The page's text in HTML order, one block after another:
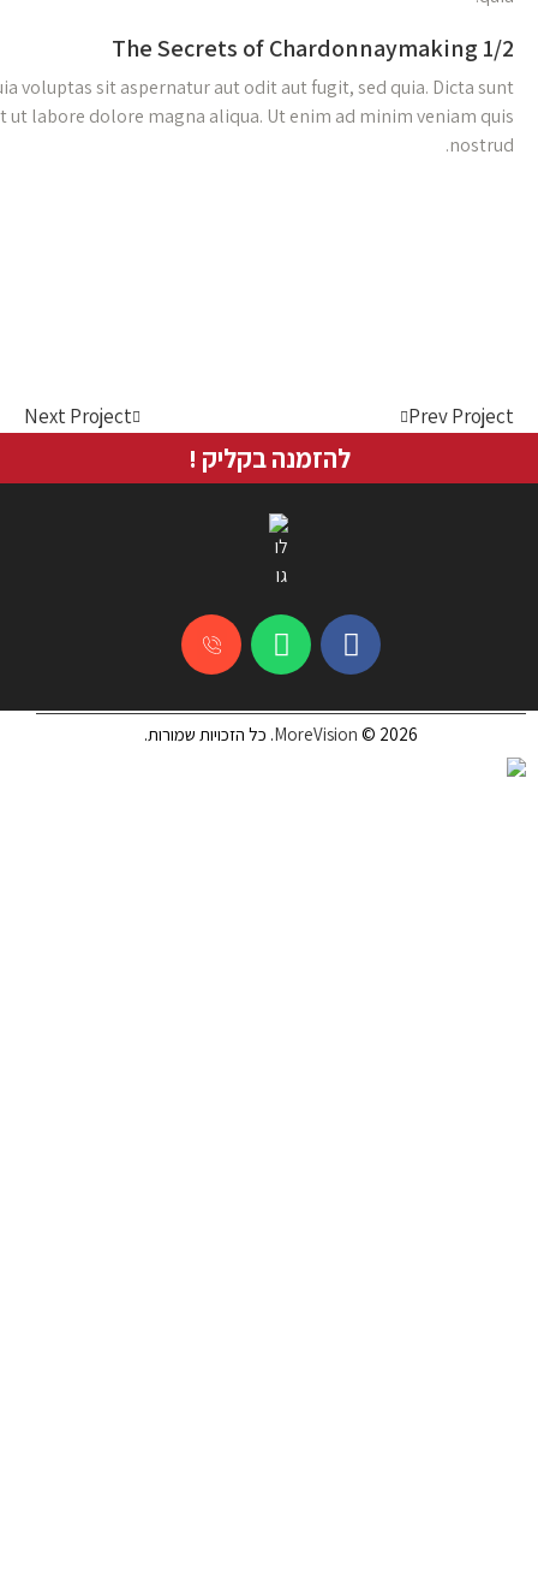
Dicta sunt explicabo. Nemo
explicabo. Adipiscing elit, sed do